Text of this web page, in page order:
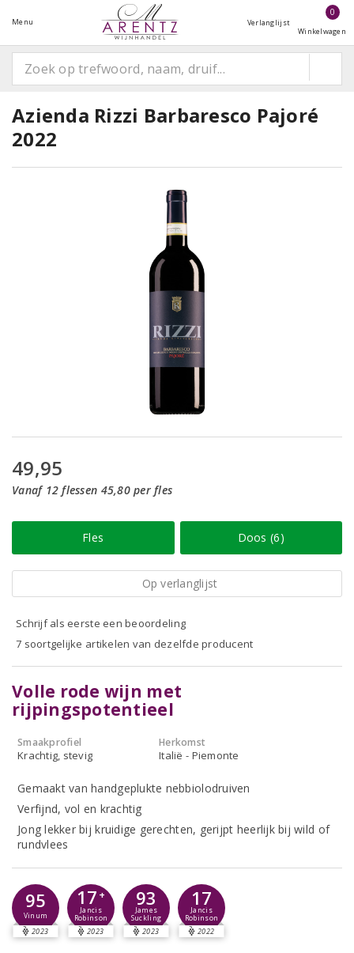
Menu Verlanglijst
0
Winkelwagen
Azienda Rizzi Barbaresco Pajoré
2022
49,95
Vanaf 12 flessen 45,80 per fles
Fles Doos (6)
Op verlanglijst
Schrijf als eerste een beoordeling
7 soortgelijke artikelen van dezelfde producent
Volle rode wijn met
rijpingspotentieel
Smaakprofiel
Krachtig, stevig
Herkomst
Italië - Piemonte
Gemaakt van handgeplukte nebbiolodruiven
Verfijnd, vol en krachtig
Jong lekker bij kruidige gerechten, gerijpt heerlijk bij wild of
rundvlees
95
Vinum
2023
17 +
Jancis
Robinson
2023
93
James
Suckling
2023
17
Jancis
Robinson
2022